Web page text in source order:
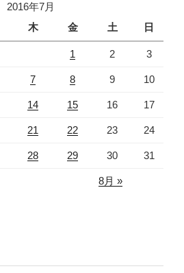
2016年7月
木 金 土 日
1 2 3
7 8 9 10
14 15 16 17
21 22 23 24
28 29 30 31
8月 »